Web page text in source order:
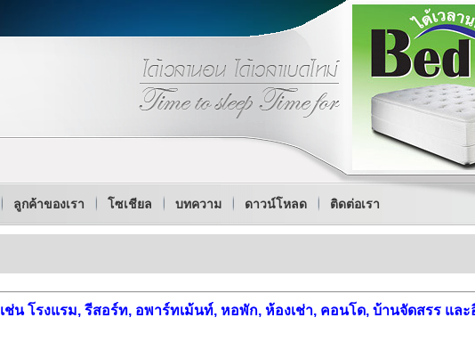
ลูกค้าของเรา โซเชียล บทความ ดาวน์โหลด ติดต่อเรา
เช่น โรงแรม, รีสอร์ท, อพาร์ทเม้นท์, หอพัก, ห้องเช่า, คอนโด, บ้านจัดสรร แล